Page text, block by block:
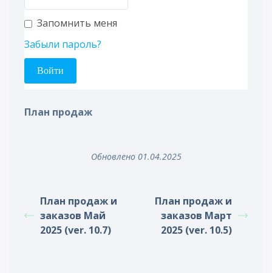
Запомнить меня
Забыли пароль?
План продаж
Обновлено 01.04.2025
План продаж и
заказов Май
2025 (ver. 10.7)
План продаж и
заказов Март
2025 (ver. 10.5)